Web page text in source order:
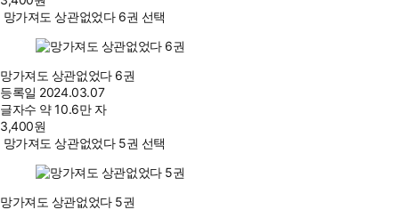
망가져도 상관없었다 6권 선택
망가져도 상관없었다 6권
등록일 2024.03.07
글자수 약 10.6만 자
3,400원
망가져도 상관없었다 5권 선택
망가져도 상관없었다 5권